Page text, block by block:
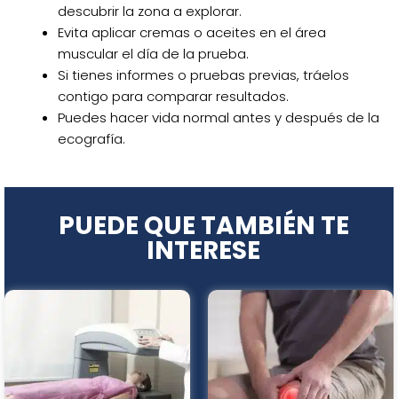
descubrir la zona a explorar.
Evita aplicar cremas o aceites en el área
muscular el día de la prueba.
Si tienes informes o pruebas previas, tráelos
contigo para comparar resultados.
Puedes hacer vida normal antes y después de la
ecografía.
PUEDE QUE TAMBIÉN TE
INTERESE
producto
tiene
múltiples
variantes.
Este
producto
tiene
múltiples
variantes.